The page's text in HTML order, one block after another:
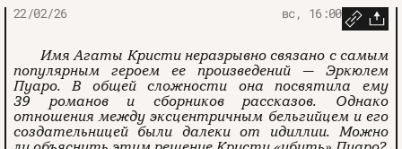
22/02/26 вс, 16:00
Имя Агаты Кристи неразрывно связано с самым
популярным героем ее произведений — Эркюлем
Пуаро. В общей сложности она посвятила ему
39 романов и сборников рассказов. Однако
отношения между эксцентричным бельгийцем и его
создательницей были далеки от идиллии. Можно